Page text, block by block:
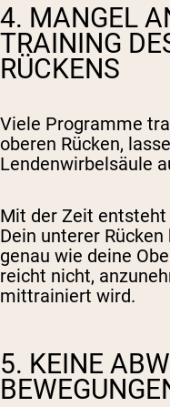
4. MANGEL
TRAINING
RÜCKENS
Viele Programme
oberen Rücken,
Lendenwirbelsäule
Mit der Zeit
Dein unterer
genau wie deine
reicht nicht,
mittrainiert wird.
5. KEINE